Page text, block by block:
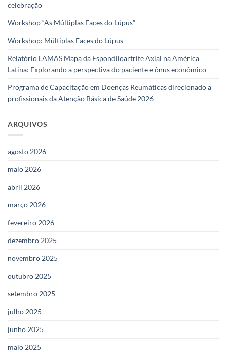
celebração
Workshop “As Múltiplas Faces do Lúpus”
Workshop: Múltiplas Faces do Lúpus
Relatório LAMAS Mapa da Espondiloartrite Axial na América
Latina: Explorando a perspectiva do paciente e ônus econômico
Programa de Capacitação em Doenças Reumáticas direcionado a
profissionais da Atenção Básica de Saúde 2026
ARQUIVOS
agosto 2026
maio 2026
abril 2026
março 2026
fevereiro 2026
dezembro 2025
novembro 2025
outubro 2025
setembro 2025
julho 2025
junho 2025
maio 2025